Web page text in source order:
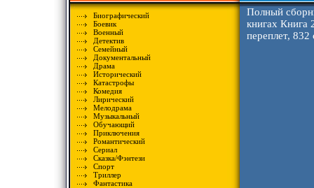
Биографический
Боевик
Военный
Детектив
Семейный
Документальный
Драма
Исторический
Катастрофы
Комедия
Лирический
Мелодрама
Музыкальный
Обучающий
Приключения
Романтический
Сериал
Сказка/Фэнтези
Спорт
Триллер
Фантастика
Полный
книгах Книга
переплет,